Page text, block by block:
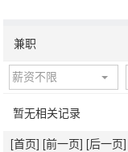
兼职
薪资不限
暂无相关记录
[首页] [前一页] [后一页]